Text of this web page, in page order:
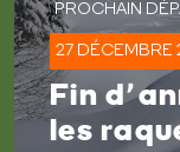
27 DÉCEMBRE
Fin
les